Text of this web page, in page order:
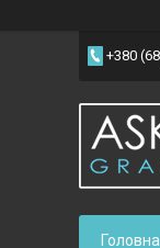
+380
Головна